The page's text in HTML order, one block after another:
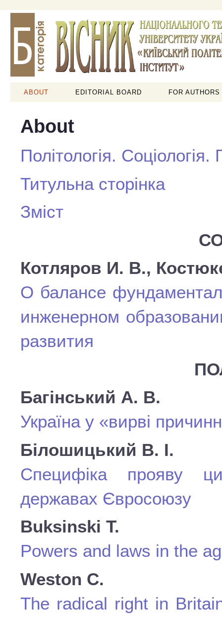
ABOUT EDITORIAL BOARD FOR AUTHORS
About
Політологія.
Титульна сторінка
Зміст
Котляров И. В.,
О балансе
инженерном
развития
Багінський А. В.
Україна у «вирві
Білошицький В. І.
Cпецифіка прояву
державах Євросоюзу
Buksinski Т.
Powers and laws in the
Weston C.
The radical right in